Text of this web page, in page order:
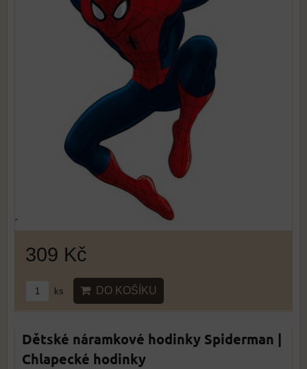
309 Kč
ks DO KOŠÍKU
Dětské náramkové hodinky Spiderman |
Chlapecké hodinky